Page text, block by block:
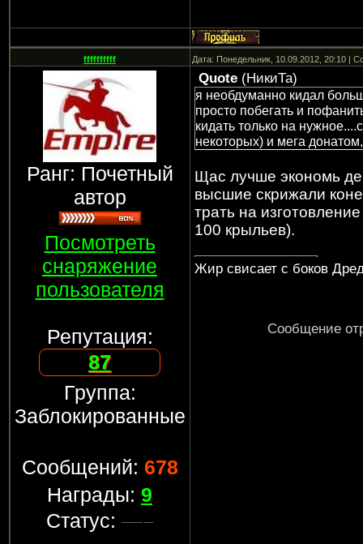
ffffffffff Дата: Понедельник, 10.09.2012, 20:10 |
Ранг: Почетный
автор
Посмотреть
снаряжение
пользователя
Репутация:
87
Группа:
Заблокированные
Сообщений: 678
Награды: 9
Статус:
Quote(НикиТа)
я необдуманно кидал
просто побегать и
кидать только на
некоторых) и мега
Щас лучше экономь
высшие скрижали
трать на
100 крыльев).
Жир свисает с боков
Сообщение